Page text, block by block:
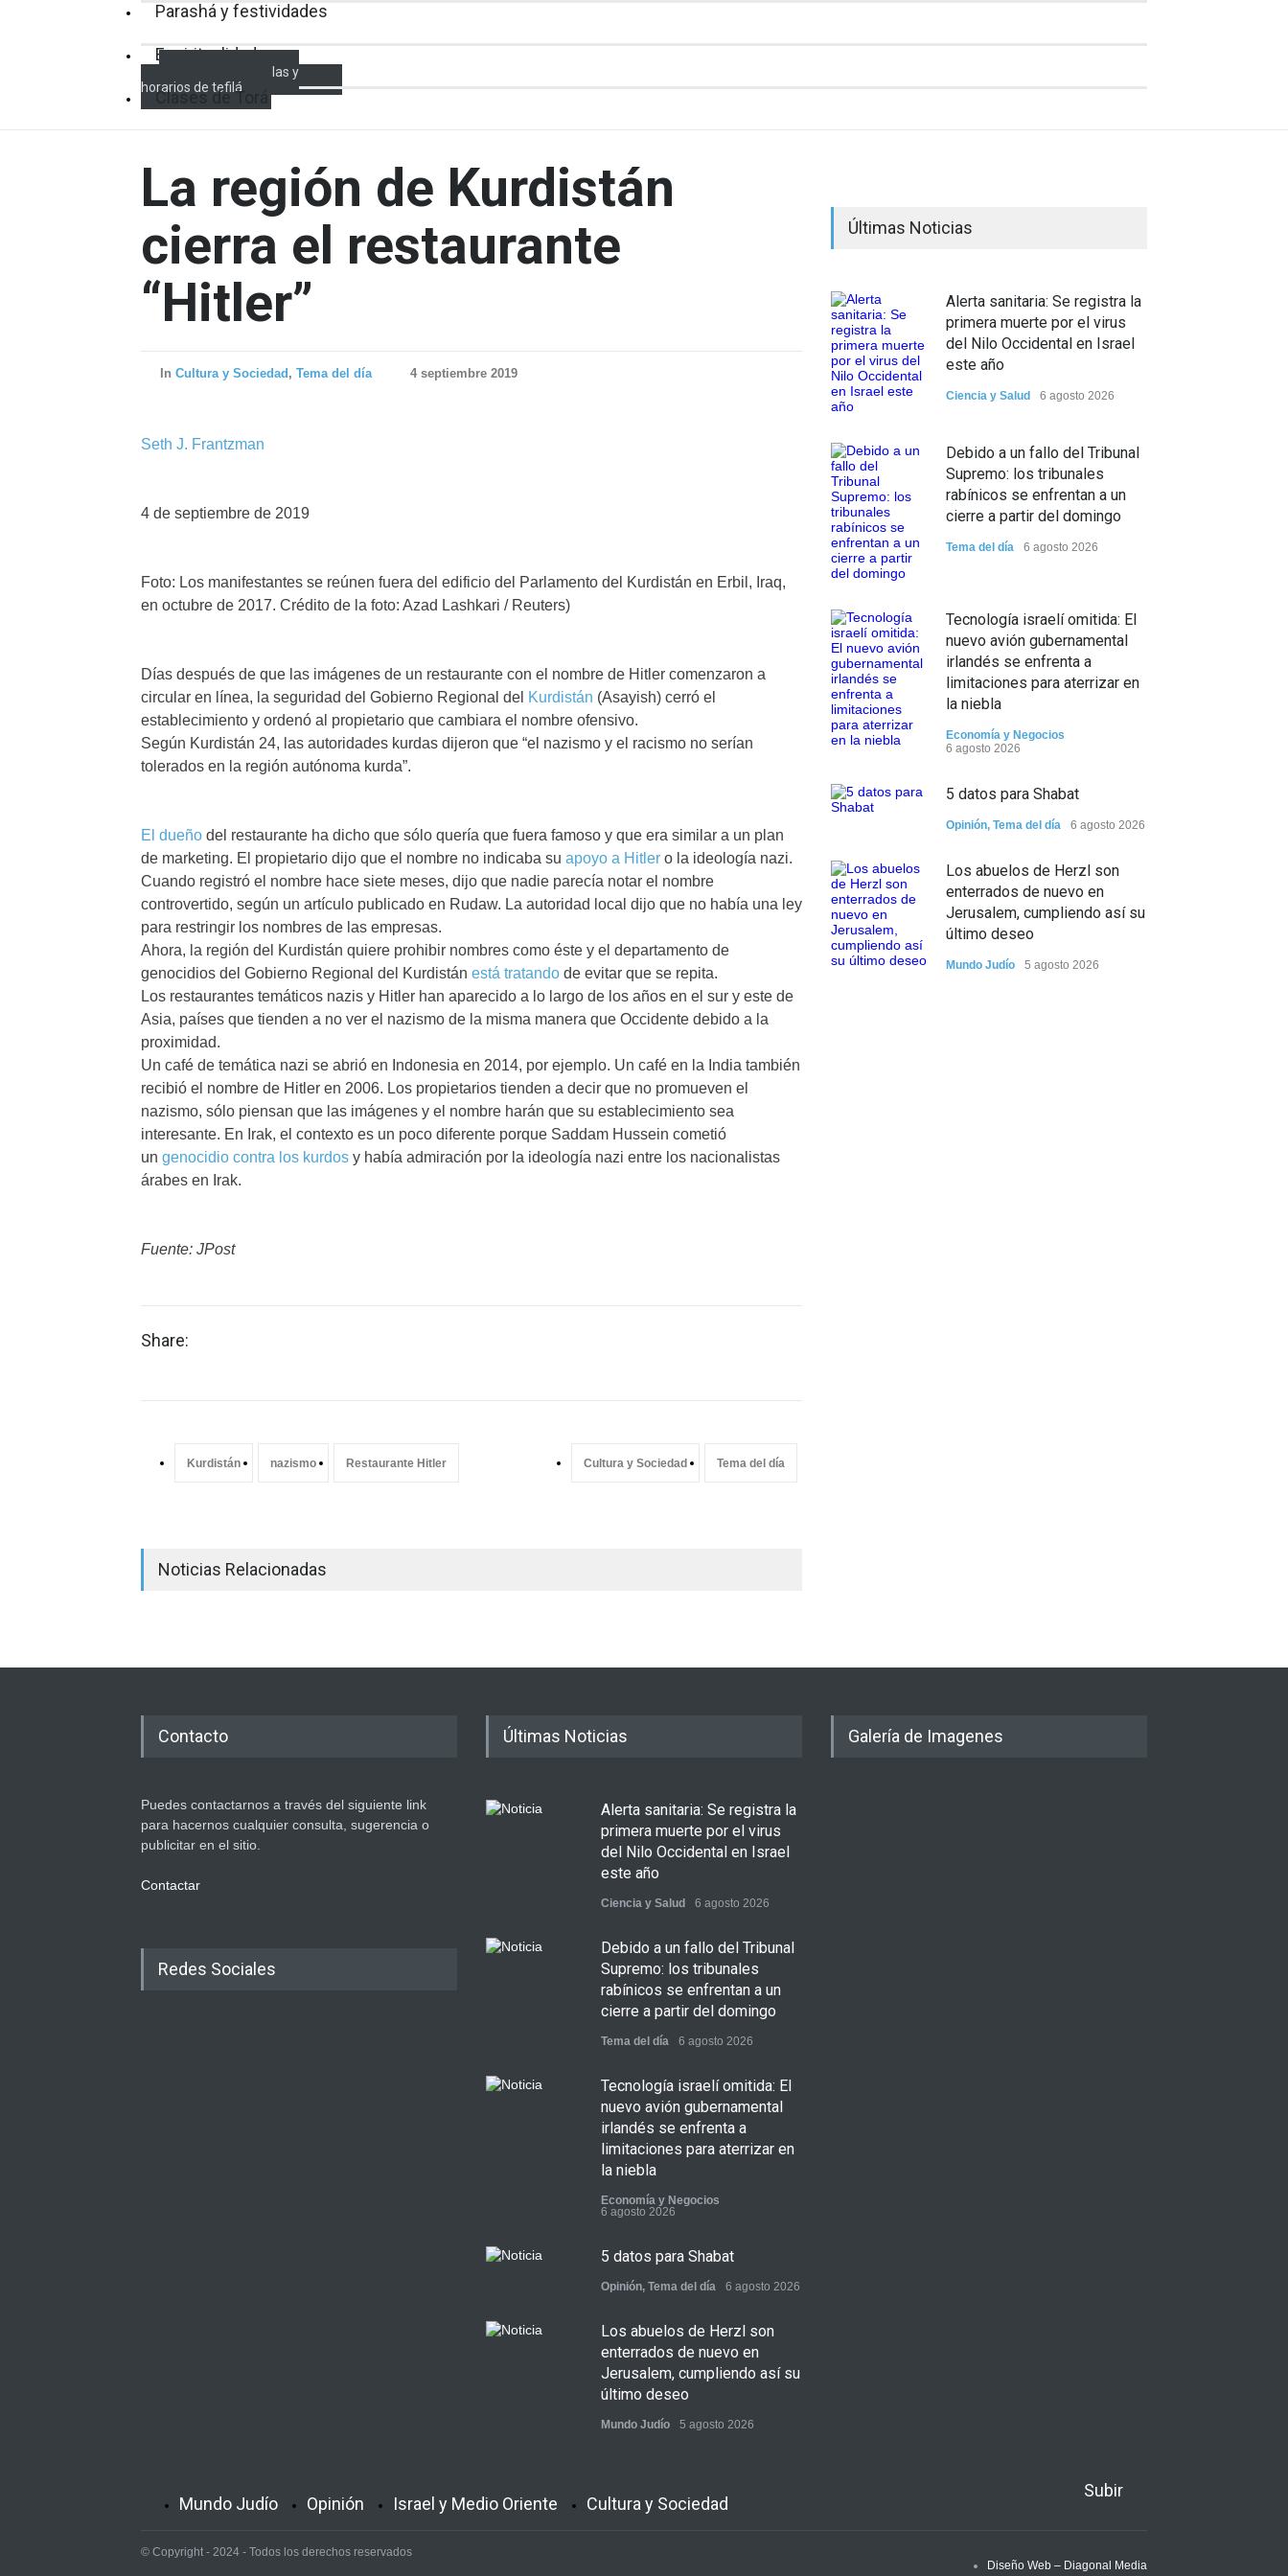
Parashá y festividades
Espiritualidad
Encendido de velas y
horarios de tefilá
Clases de Torá
La región de Kurdistán
cierra el restaurante
“Hitler”
In Cultura y Sociedad , Tema del día 4 septiembre 2019
Seth J. Frantzman
4 de septiembre de 2019
Foto: Los manifestantes se reúnen fuera del edificio del Parlamento del Kurdistán en Erbil, Iraq,
en octubre de 2017. Crédito de la foto: Azad Lashkari / Reuters)
Días después de que las imágenes de un restaurante con el nombre de Hitler comenzaron a
circular en línea, la seguridad del Gobierno Regional del Kurdistán (Asayish) cerró el
establecimiento y ordenó al propietario que cambiara el nombre ofensivo.
Según Kurdistán 24, las autoridades kurdas dijeron que “el nazismo y el racismo no serían
tolerados en la región autónoma kurda”.
El dueño del restaurante ha dicho que sólo quería que fuera famoso y que era similar a un plan
de marketing. El propietario dijo que el nombre no indicaba su apoyo a Hitler o la ideología nazi.
Cuando registró el nombre hace siete meses, dijo que nadie parecía notar el nombre
controvertido, según un artículo publicado en Rudaw. La autoridad local dijo que no había una ley
para restringir los nombres de las empresas.
Ahora, la región del Kurdistán quiere prohibir nombres como éste y el departamento de
genocidios del Gobierno Regional del Kurdistán está tratando de evitar que se repita.
Los restaurantes temáticos nazis y Hitler han aparecido a lo largo de los años en el sur y este de
Asia, países que tienden a no ver el nazismo de la misma manera que Occidente debido a la
proximidad.
Un café de temática nazi se abrió en Indonesia en 2014, por ejemplo. Un café en la India también
recibió el nombre de Hitler en 2006. Los propietarios tienden a decir que no promueven el
nazismo, sólo piensan que las imágenes y el nombre harán que su establecimiento sea
interesante. En Irak, el contexto es un poco diferente porque Saddam Hussein cometió
un genocidio contra los kurdos y había admiración por la ideología nazi entre los nacionalistas
árabes en Irak.
Fuente: JPost
Share:
Kurdistán nazismo Restaurante Hitler Cultura y Sociedad Tema del día
Noticias Relacionadas
Últimas Noticias
Alerta sanitaria: Se registra la
primera muerte por el virus
del Nilo Occidental en Israel
este año
Ciencia y Salud 6 agosto 2026
Debido a un fallo del Tribunal
Supremo: los tribunales
rabínicos se enfrentan a un
cierre a partir del domingo
Tema del día 6 agosto 2026
Tecnología israelí omitida: El
nuevo avión gubernamental
irlandés se enfrenta a
limitaciones para aterrizar en
la niebla
Economía y Negocios
6 agosto 2026
5 datos para Shabat
Opinión, Tema del día 6 agosto 2026
Los abuelos de Herzl son
enterrados de nuevo en
Jerusalem, cumpliendo así su
último deseo
Mundo Judío 5 agosto 2026
Contacto
Puedes contactarnos a través del siguiente link
para hacernos cualquier consulta, sugerencia o
publicitar en el sitio.
Contactar
Redes Sociales
Últimas Noticias
Alerta sanitaria: Se registra la
primera muerte por el virus
del Nilo Occidental en Israel
este año
Ciencia y Salud 6 agosto 2026
Debido a un fallo del Tribunal
Supremo: los tribunales
rabínicos se enfrentan a un
cierre a partir del domingo
Tema del día 6 agosto 2026
Tecnología israelí omitida: El
nuevo avión gubernamental
irlandés se enfrenta a
limitaciones para aterrizar en
la niebla
Economía y Negocios
6 agosto 2026
5 datos para Shabat
Opinión, Tema del día 6 agosto 2026
Los abuelos de Herzl son
enterrados de nuevo en
Jerusalem, cumpliendo así su
último deseo
Mundo Judío 5 agosto 2026
Galería de Imagenes
Mundo Judío Opinión Israel y Medio Oriente Cultura y Sociedad
Subir
© Copyright - 2024 - Todos los derechos reservados
Diseño Web – Diagonal Media